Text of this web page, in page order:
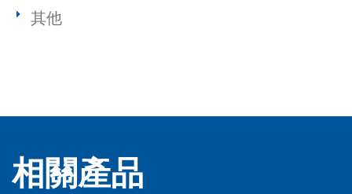
其他
相關產品